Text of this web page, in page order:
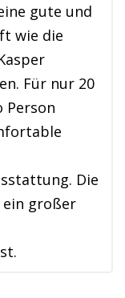
gute und
wie die
Für nur 20
Person
Die
ein großer